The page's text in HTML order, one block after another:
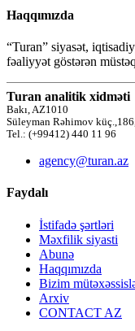
Haqqımızda
“Turan” siyasət,
fəaliyyət göstərən
Turan analitik xidməti
Bakı, AZ1010
Süleyman Rəhimov
Tel.: (+99412) 440 11 96
agency@turan.az
Faydalı
İstifadə şərtləri
Məxfilik siyasti
Abunə
Haqqımızda
Bizim
Arxiv
CONTACT AZ